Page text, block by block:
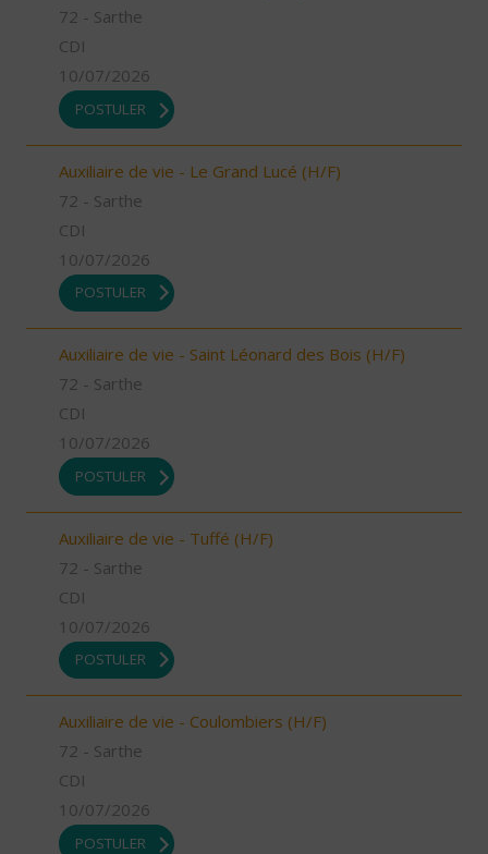
72 - Sarthe
CDI
10/07/2026
POSTULER
Auxiliaire de vie - Le Grand Lucé (H/F)
72 - Sarthe
CDI
10/07/2026
POSTULER
Auxiliaire de vie - Saint Léonard des Bois (H/F)
72 - Sarthe
CDI
10/07/2026
POSTULER
Auxiliaire de vie - Tuffé (H/F)
72 - Sarthe
CDI
10/07/2026
POSTULER
Auxiliaire de vie - Coulombiers (H/F)
72 - Sarthe
CDI
10/07/2026
POSTULER